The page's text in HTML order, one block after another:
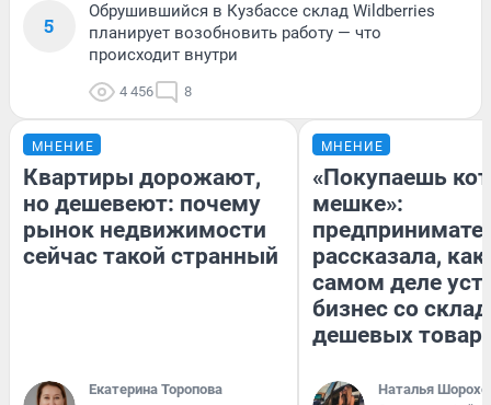
5
Обрушившийся в Кузбассе склад Wildberries
планирует возобновить работу — что
происходит внутри
4 456 8
МНЕНИЕ
Квартиры дорожают,
но дешевеют: почему
рынок недвижимости
сейчас такой странный
Екатерина Торопова
МНЕНИЕ
«Покупаешь
мешке»:
рассказала, как
самом деле
бизнес со
дешевых
Наталья